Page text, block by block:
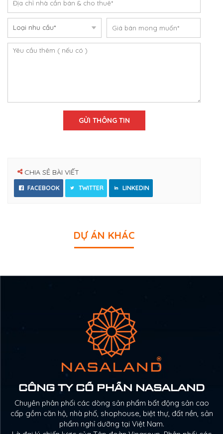
CHIA SẺ BÀI VIẾT
FACEBOOK TWITTER LINKEDIN
DỰ ÁN KHÁC
CÔNG TY CỔ PHẦN NASALAND
Chuyên phân phối các dòng sản phẩm bất động sản cao
cấp gồm căn hộ, nhà phố, shophouse, biệt thự, đất nền, sản
phẩm nghỉ dưỡng tại Việt Nam.